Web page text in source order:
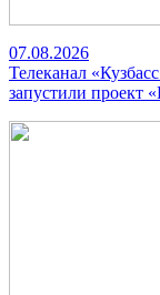
07.08.2026
Телеканал
запустили проект